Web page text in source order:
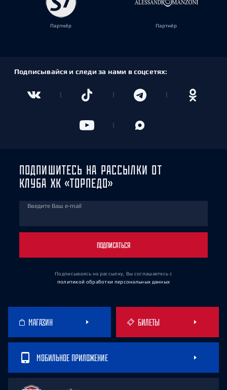
Партнёр Партнёр
Подписывайся и следи за нами в соцсетях:
ПОДПИШИТЕСЬ НА РАССЫЛКИ ОТ
КЛУБА ХК «ТОРПЕДО»
Введите Ваш e-mail
ПОДПИСАТЬСЯ
Подписываясь на рассылку, Вы соглашаетесь с
политикой обработки персональных данных
МАГАЗИН БИЛЕТЫ
МОБИЛЬНОЕ ПРИЛОЖЕНИЕ